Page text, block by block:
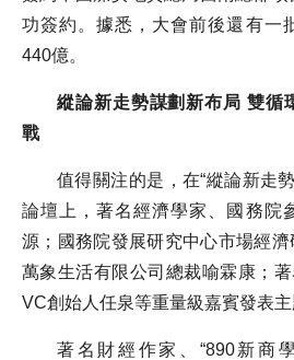
功簽約。據悉，大會前後還有一
440億。
縱論新走勢謀劃新布局 雙循
戰
值得關注的是，在“縱論新走
論壇上，著名經濟學家、國務院
源；國務院發展研究中心市場經
萬象生活有限公司總裁喻霖康；
VC創始人任泉等重量級嘉賓發表主
著名財經作家、“890新商